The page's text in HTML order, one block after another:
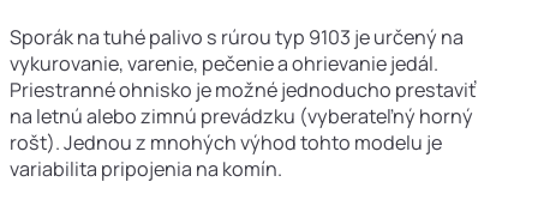
Sporák na tuhé palivo s rúrou typ 9103 je určený na
vykurovanie, varenie, pečenie a ohrievanie jedál.
Priestranné ohnisko je možné jednoducho prestaviť
na letnú alebo zimnú prevádzku (vyberateľný horný
rošt). Jednou z mnohých výhod tohto modelu je
variabilita pripojenia na komín.